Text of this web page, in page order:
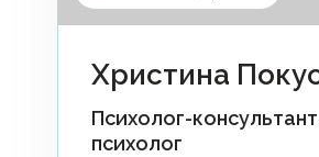
Христина
Психолог-консультант,
психолог